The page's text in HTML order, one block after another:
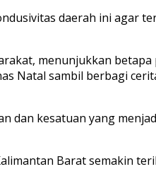
daerah ini agar
menunjukkan
Natal sambil berbagi
dan kesatuan yang
Barat semakin